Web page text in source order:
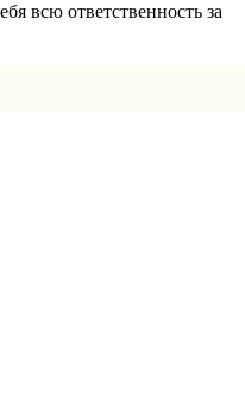
всю ответственность за